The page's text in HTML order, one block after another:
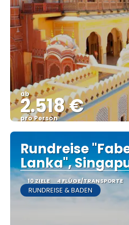
ab
2.518 €
pro Person
Sehen
Rundreise
Lanka",
10 ZIELE 4 FLÜGE/TRANSPORTE
RUNDREISE & BADEN